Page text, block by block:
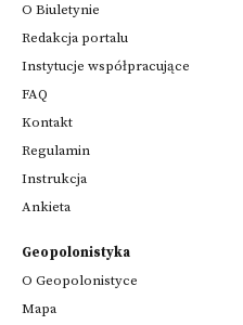
O Biuletynie
Redakcja portalu
Instytucje współpracujące
FAQ
Kontakt
Regulamin
Instrukcja
Ankieta
Geopolonistyka
O Geopolonistyce
Mapa